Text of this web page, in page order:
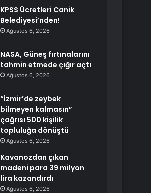
KPSS Ücretleri Canik
Belediyesi’nden!
Ağustos 6, 2026
NASA, Güneş fırtınalarını
tahmin etmede çığır açtı
Ağustos 6, 2026
“İzmir’de zeybek
bilmeyen kalmasın”
çağrısı 500 kişilik
topluluğa dönüştü
Ağustos 6, 2026
Kavanozdan çıkan
madeni para 39 milyon
lira kazandırdı
Ağustos 6, 2026